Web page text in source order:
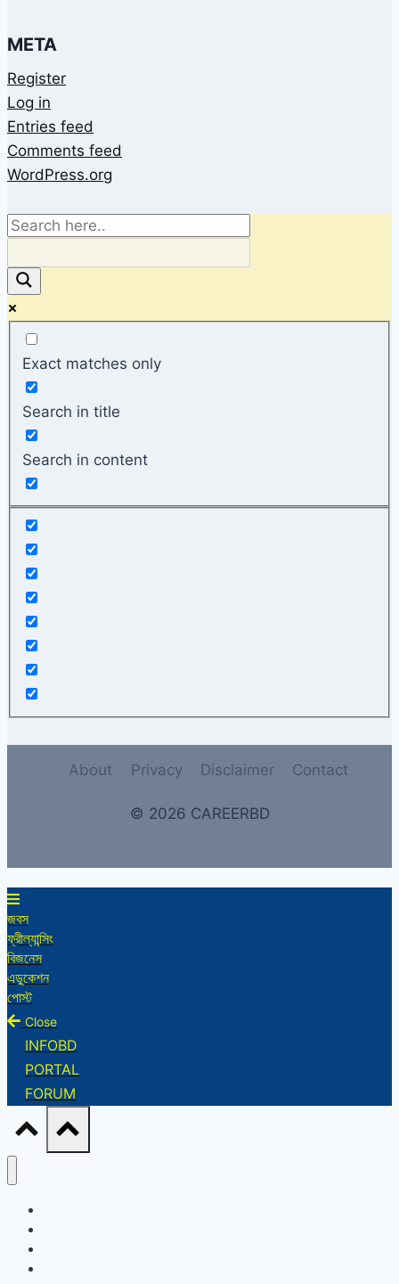
META
Register
Log in
Entries feed
Comments feed
WordPress.org
Exact matches only
Search in title
Search in content
About Privacy Disclaimer Contact
© 2026 CAREERBD
জবস
ফ্রীল্যান্সিং
বিজনেস
এডুকেশন
পোস্ট
Close
INFOBD
PORTAL
FORUM